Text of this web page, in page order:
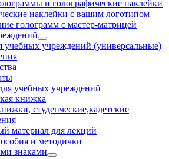
и голографические наклейки
наклейки с вашим логотипом
голограмм с мастер-матрицей
учебных учреждений (универсальные)
учебных учреждений
книжка
студенческие,кадетские
материал для лекций
и методички
знаками